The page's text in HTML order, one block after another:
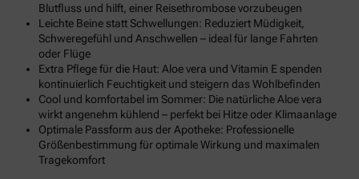
Blutfluss und hilft, einer Reisethrombose vorzubeugen
Leichte Beine statt Schwellungen: Reduziert Müdigkeit,
Schweregefühl und Anschwellen – ideal für lange Fahrten
oder Flüge
Extra Pflege für die Haut: Aloe vera und Vitamin E spenden
kontinuierlich Feuchtigkeit und steigern das Wohlbefinden
Cool und komfortabel im Sommer: Die natürliche Aloe vera
wirkt angenehm kühlend – perfekt bei Hitze oder Klimaanlage
Optimale Passform aus der Apotheke: Professionelle
Größenbestimmung für optimale Wirkung und maximalen
Tragekomfort